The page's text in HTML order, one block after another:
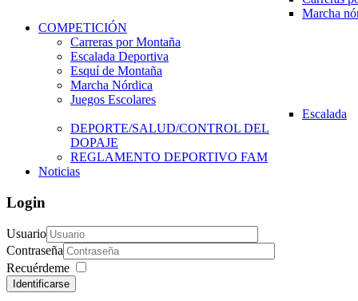
Marcha
COMPETICIÓN
Carreras por Montaña
Escalada Deportiva
Esquí de Montaña
Marcha Nórdica
Juegos Escolares
Escalada
DEPORTE/SALUD/CONTROL DEL
DOPAJE
REGLAMENTO DEPORTIVO FAM
Noticias
Login
Usuario
Contraseña
Recuérdeme
Identificarse